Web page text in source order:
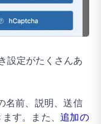
設定がたくさんあ
名前、説明、送信
す。また、 追加の